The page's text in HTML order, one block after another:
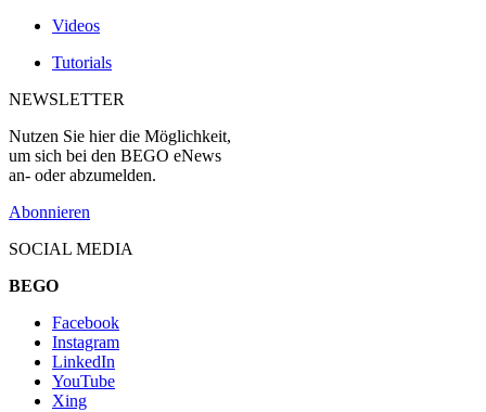
Videos
Tutorials
NEWSLETTER
Nutzen Sie hier die Möglichkeit,
um sich bei den BEGO eNews
an- oder abzumelden.
Abonnieren
SOCIAL MEDIA
BEGO
Facebook
Instagram
LinkedIn
YouTube
Xing